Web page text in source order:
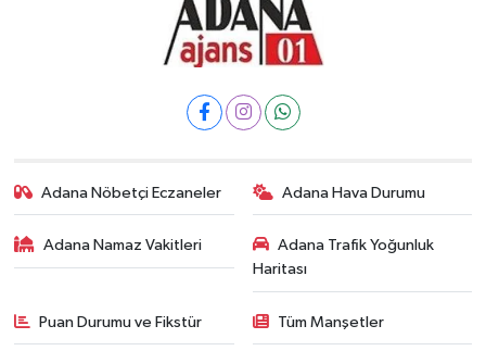
Adana Nöbetçi Eczaneler Adana Hava Durumu
Adana Namaz Vakitleri
Adana Trafik Yoğunluk
Haritası
Puan Durumu ve Fikstür Tüm Manşetler